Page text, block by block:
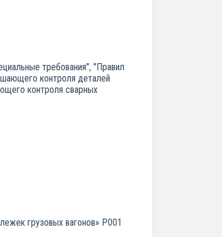
требования", "Правил
контроля деталей
контроля сварных
грузовых вагонов» Р001